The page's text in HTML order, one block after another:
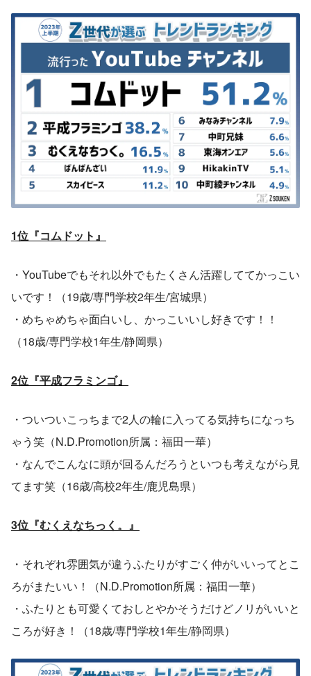
1位『コムドット』
・YouTubeでもそれ以外でもたくさん活躍しててかっこい
いです！（19歳/専門学校2年生/宮城県）
・めちゃめちゃ面白いし、かっこいいし好きです！！
（18歳/専門学校1年生/静岡県）
2位『平成フラミンゴ』
・ついついこっちまで2人の輪に入ってる気持ちになっち
ゃう笑（N.D.Promotion所属：福田一華）
・なんでこんなに頭が回るんだろうといつも考えながら見
てます笑（16歳/高校2年生/鹿児島県）
3位『むくえなちっく。』
・それぞれ雰囲気が違うふたりがすごく仲がいいってとこ
ろがまたいい！（N.D.Promotion所属：福田一華）
・ふたりとも可愛くておしとやかそうだけどノリがいいと
ころが好き！（18歳/専門学校1年生/静岡県）